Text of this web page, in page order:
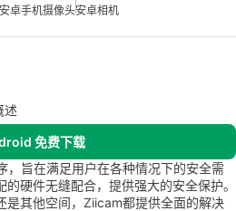
安卓手机摄像头安卓相机
述
免费下载
，旨在满足用户在各种情况下的安全需
硬件无缝配合，提供强大的安全保护。
是其他空间，Ziicam都提供全面的解决